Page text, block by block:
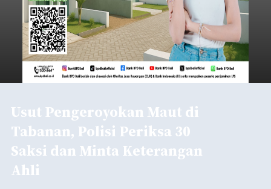
Usut Pengeroyokan Maut di
Tabanan, Polisi Periksa 30
Saksi dan Minta Keterangan
Ahli